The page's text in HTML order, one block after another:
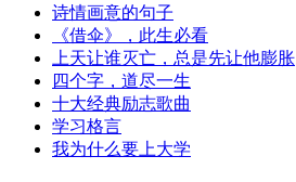
诗情画意的句子
《借伞》，此生必看
上天让谁灭亡，总是先让他膨胀
四个字，道尽一生
十大经典励志歌曲
学习格言
我为什么要上大学